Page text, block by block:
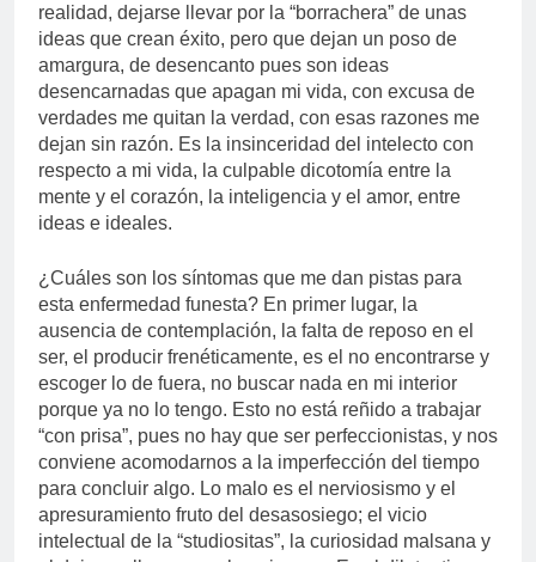
realidad, dejarse llevar por la “borrachera” de unas
ideas que crean éxito, pero que dejan un poso de
amargura, de desencanto pues son ideas
desencarnadas que apagan mi vida, con excusa de
verdades me quitan la verdad, con esas razones me
dejan sin razón. Es la insinceridad del intelecto con
respecto a mi vida, la culpable dicotomía entre la
mente y el corazón, la inteligencia y el amor, entre
ideas e ideales.
¿Cuáles son los síntomas que me dan pistas para
esta enfermedad funesta? En primer lugar, la
ausencia de contemplación, la falta de reposo en el
ser, el producir frenéticamente, es el no encontrarse y
escoger lo de fuera, no buscar nada en mi interior
porque ya no lo tengo. Esto no está reñido a trabajar
“con prisa”, pues no hay que ser perfeccionistas, y nos
conviene acomodarnos a la imperfección del tiempo
para concluir algo. Lo malo es el nerviosismo y el
apresuramiento fruto del desasosiego; el vicio
intelectual de la “studiositas”, la curiosidad malsana y